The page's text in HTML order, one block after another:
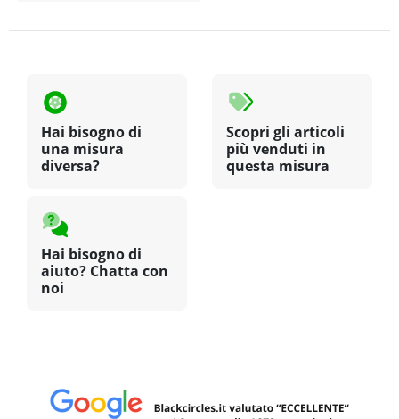
Hai bisogno di
una misura
diversa?
Scopri gli articoli
più venduti in
questa misura
Hai bisogno di
aiuto? Chatta con
noi